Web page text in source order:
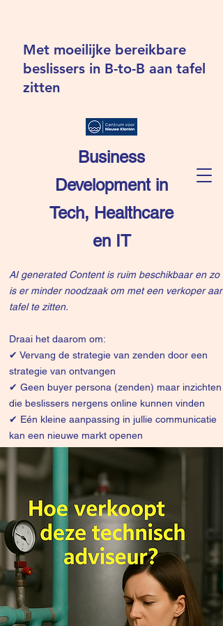
Business
Development in
Tech, Healthcare
en IT
Met moeilijke bereikbare
beslissers in B-to-B aan tafel
zitten
AI generated Content is ruim beschikbaar en zo
is er minder noodzaak om met een verkoper aan
tafel te zitten.
Draai het daarom om:
✔ Vervang de strategie van zenden door een
strategie van ontvangen
✔ Geen buyer persona (zenden) maar inzichten
die beslissers nergens online kunnen vinden
✔ Eén kleine aanpassing in jullie communicatie
kan een nieuwe markt openen